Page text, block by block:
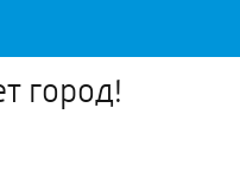
город!